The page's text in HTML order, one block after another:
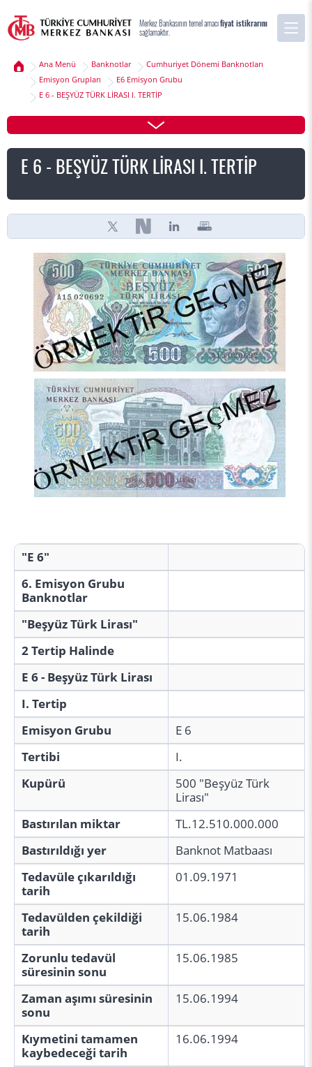
Merkez Bankasının temel amacıfiyat istikrarını
sağlamaktır.
Ana Menü Banknotlar
Cumhuriyet Dönemi Banknotları
Emisyon Grupları
E6 Emisyon Grubu
E 6 - BEŞYÜZ TÜRK LİRASI I. TERTİP
E 6 - BEŞYÜZ TÜRK LİRASI I. TERTİP
"E 6"
6. Emisyon Grubu
Banknotlar
"Beşyüz Türk Lirası"
2 Tertip Halinde
E 6 - Beşyüz Türk Lirası
I. Tertip
Emisyon Grubu
E 6
Tertibi
I.
Kupürü
500 "Beşyüz Türk
Lirası"
Bastırılan miktar
TL.12.510.000.000
Bastırıldığı yer
Banknot Matbaası
Tedavüle çıkarıldığı
tarih
01.09.1971
Tedavülden çekildiği
tarih
15.06.1984
Zorunlu tedavül
süresinin sonu
15.06.1985
Zaman aşımı süresinin
sonu
15.06.1994
Kıymetini tamamen
kaybedeceği tarih
16.06.1994